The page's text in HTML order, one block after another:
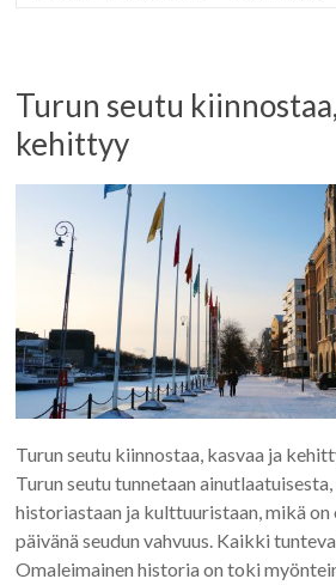
Turun seutu
kehittyy
Turun seutu kiinnostaa, kasvaa ja
Turun seutu tunnetaan
historiastaan ja kulttuuristaan, mikä on
päivänä seudun vahvuus. Kaikki
Omaleimainen historia on toki